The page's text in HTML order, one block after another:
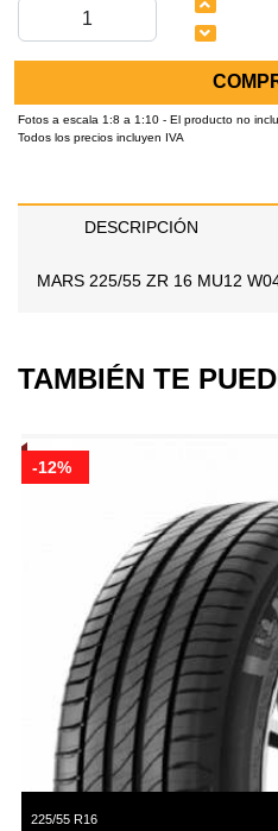
Fotos a escala 1:8 a 1:10 - El producto no
Todos los precios incluyen IVA
DESCRIPCIÓN
MARS 225/55 ZR 16 MU12
TAMBIÉN TE
-12%
225/55 R16